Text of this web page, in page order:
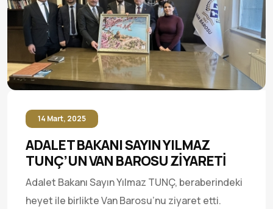
14 Mart, 2025
ADALET BAKANI SAYIN YILMAZ
TUNÇ’UN VAN BAROSU ZİYARETİ
Adalet Bakanı Sayın Yılmaz TUNÇ, beraberindeki
heyet ile birlikte Van Barosu’nu ziyaret etti.